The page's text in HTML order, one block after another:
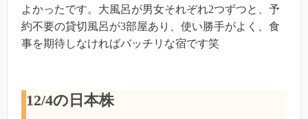
よかったです。大風呂が男女それぞれ2つずつと、予
約不要の貸切風呂が3部屋あり、使い勝手がよく、食
事を期待しなければバッチリな宿です笑
12/4の日本株